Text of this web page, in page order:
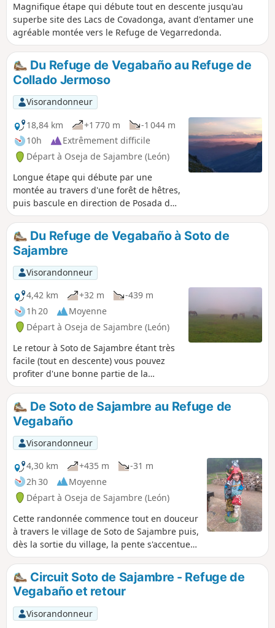
Magnifique étape qui débute tout en descente jusqu'au
superbe site des Lacs de Covadonga, avant d'entamer une
agréable montée vers le Refuge de Vegarredonda.
Du Refuge de Vegabaño au Refuge de
Collado Jermoso
Visorandonneur
18,84 km
+1 770 m
-1 044 m
10h
Extrêmement difficile
Départ à Oseja de Sajambre (León)
Longue étape qui débute par une
montée au travers d'une forêt de hêtres,
puis bascule en direction de Posada de
Valdeon pour longer une vallée en
légère descente, avant d'entamer les
très difficiles ascensions du Canal de
Asotin, El Beron, le Canal de Congosto.
Pour enfin arriver au magnifique site de
Collado Jermoso sur lequel est perché le
refuge.
Du Refuge de Vegabaño à Soto de
Sajambre
Visorandonneur
4,42 km
+32 m
-439 m
1h 20
Moyenne
Départ à Oseja de Sajambre (León)
Le retour à Soto de Sajambre étant très
facile (tout en descente) vous pouvez
profiter d'une bonne partie de la
journée pour explorer les lieux.
Demandez aux gardes du refuge de
vous préparer un pique-nique, vous
pourrez le déguster assis dans l'herbe
de la Majada de Vegabaño.
De Soto de Sajambre au Refuge de
Vegabaño
Visorandonneur
4,30 km
+435 m
-31 m
2h 30
Moyenne
Départ à Oseja de Sajambre (León)
Cette randonnée commence tout en douceur
à travers le village de Soto de Sajambre puis,
dès la sortie du village, la pente s'accentue
jusqu'au Rio Agüera. À partir de ce point, la
pente s'accentue encore mais n'est pas
longue. À la jonction avec le Camino de
Vegabaño, le tracé devient beaucoup plus
facile et ne comporte plus aucune difficulté
jusqu'au Refuge de Vegabaño.
Circuit Soto de Sajambre - Refuge de
Vegabaño et retour
Visorandonneur